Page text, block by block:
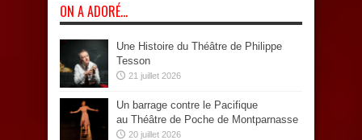
ON A ADORÉ…
Une Histoire du Théâtre de Philippe
Tesson
21 juillet 2026
Un barrage contre le Pacifique
au Théâtre de Poche de Montparnasse
20 juillet 2026